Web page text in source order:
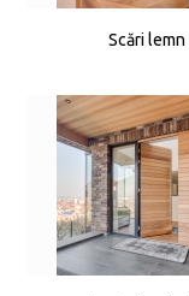
Scări lemn